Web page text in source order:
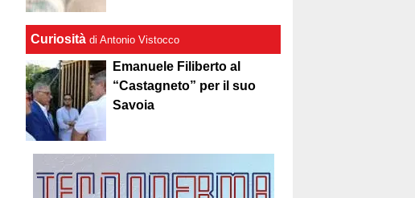
Curiosità di Antonio Vistocco
Emanuele Filiberto al
“Castagneto” per il suo
Savoia